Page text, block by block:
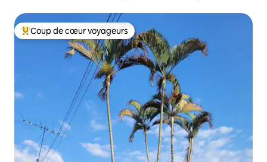
Coups de cœur voyageurs les plus appréciés
Coup de cœur voyageurs